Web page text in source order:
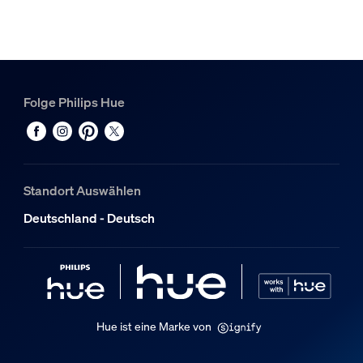
EAN/UPC - Produkt
8720169230033
Nettogewicht
0,1 kg
0,14 kg
Höhe
174 mm
Länge
Folge Philips Hue
Standort Auswählen
Deutschland - Deutsch
Hue ist eine Marke von